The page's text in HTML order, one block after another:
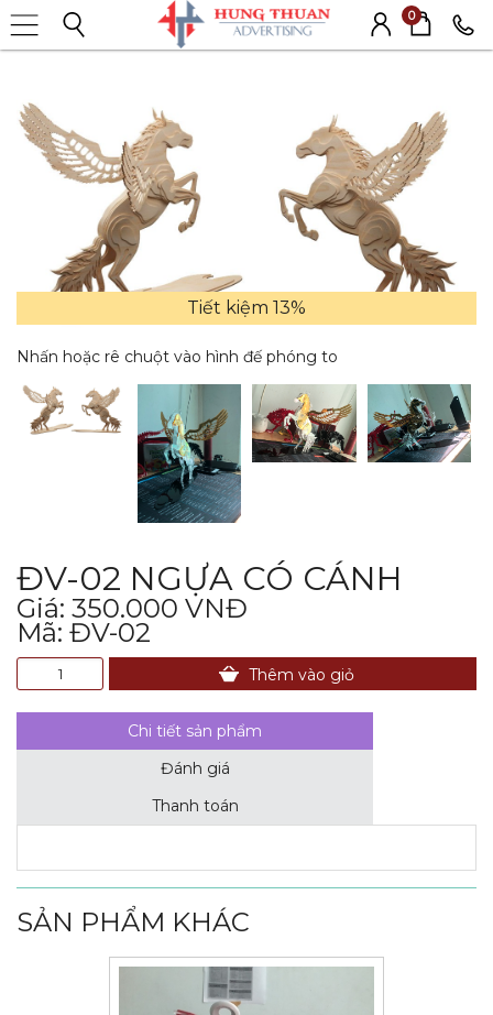
0
Tiết kiệm 13%
Nhấn hoặc rê chuột vào hình đế phóng to
ĐV-02 NGỰA CÓ CÁNH
Giá: 350.000 VNĐ
Mã: ĐV-02
Thêm vào giỏ
Chi tiết sản phẩm
Đánh giá
Thanh toán
SẢN PHẨM KHÁC